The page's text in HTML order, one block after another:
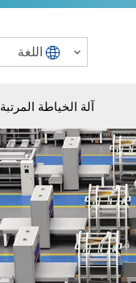
اللغة
آلة الخياطة المرتبة